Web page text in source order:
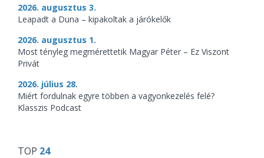
2026. augusztus 3.
Leapadt a Duna – kipakoltak a járókelők
2026. augusztus 1.
Most tényleg megmérettetik Magyar Péter – Ez Viszont
Privát
2026. július 28.
Miért fordulnak egyre többen a vagyonkezelés felé?
Klasszis Podcast
TOP 24